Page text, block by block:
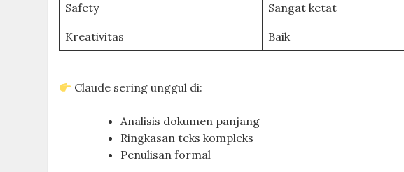
Safety Sangat ketat
Kreativitas Baik
Claude sering unggul di:
Analisis dokumen panjang
Ringkasan teks kompleks
Penulisan formal